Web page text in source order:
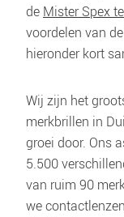
de Mister Spex
voordelen van
hieronder kort
Wij zijn het
merkbrillen in
groei door. Ons
5.500
van ruim 90
we